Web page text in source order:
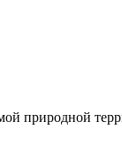
природной